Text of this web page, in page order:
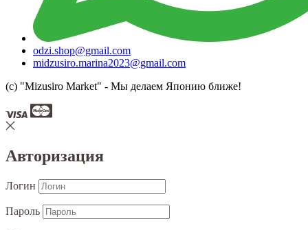
odzi.shop@gmail.com
midzusiro.marina2023@gmail.com
(c) "Mizusiro Market" - Мы делаем Японию ближе!
Авторизация
Логин
Пароль